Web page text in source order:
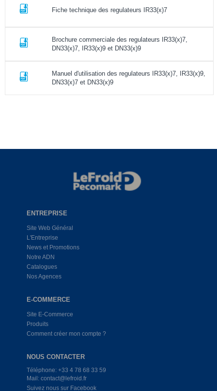
Fiche technique des regulateurs IR33(x)7
Brochure commerciale des regulateurs IR33(x)7,
DN33(x)7, IR33(x)9 et DN33(x)9
Manuel d'utilisation des regulateurs IR33(x)7, IR33(x)9,
DN33(x)7 et DN33(x)9
ENTREPRISE
Site Web Général
L'Entreprise
News et Promotions
Notre ADN
Catalogues
Nos Agences
E-COMMERCE
Site E-Commerce
Produits
Comment créer mon compte ?
NOUS CONTACTER
Téléphone: +33 4 78 68 33 59
Mail: contact@lefroid.fr
Suivez nous sur Facebook